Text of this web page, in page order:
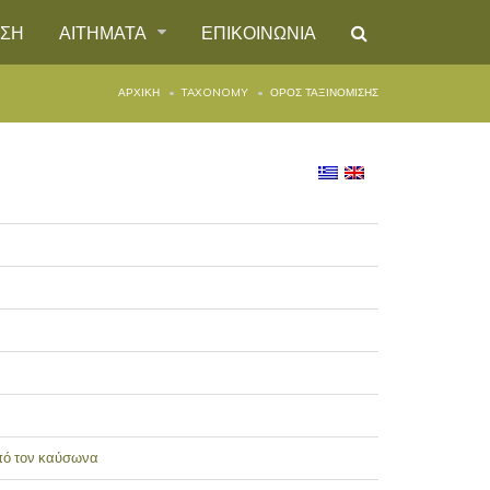
ΑΙΤΗΜΑΤΑ ΕΠΙΚΟΙΝΩΝΙΑ
ΑΡΧΙΚΉ TAXONOMY ΌΡΟΣ ΤΑΞΙΝΌΜΙΣΗΣ
τον καύσωνα